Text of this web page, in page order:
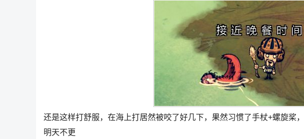
还是这样打舒服，在海上打居然被咬了好几下，果然习惯了手杖+螺旋桨
明天不更